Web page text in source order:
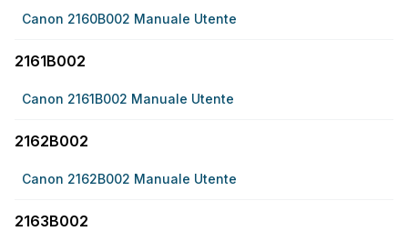
Canon 2160B002 Manuale Utente
2161B002
Canon 2161B002 Manuale Utente
2162B002
Canon 2162B002 Manuale Utente
2163B002